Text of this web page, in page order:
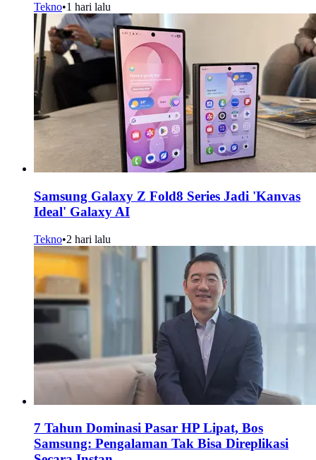
Tekno•1 hari lalu
Samsung Galaxy Z Fold8 Series Jadi 'Kanvas
Ideal' Galaxy AI
Tekno•2 hari lalu
7 Tahun Dominasi Pasar HP Lipat, Bos
Samsung: Pengalaman Tak Bisa Direplikasi